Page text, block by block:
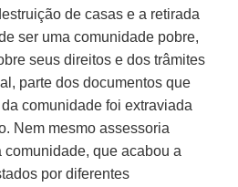
de casas e a retirada
ser uma comunidade pobre,
seus direitos e dos trâmites
parte dos documentos que
comunidade foi extraviada
Nem mesmo assessoria
que acabou a
por diferentes